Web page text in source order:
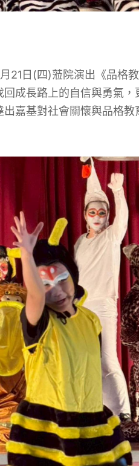
21日(四)蒞院演出《品格
成長路上的自信與勇氣，
嘉基對社會關懷與品格教